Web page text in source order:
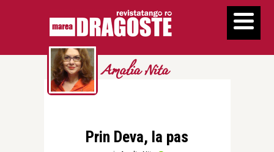
Amalia Nita
Prin Deva, la pas